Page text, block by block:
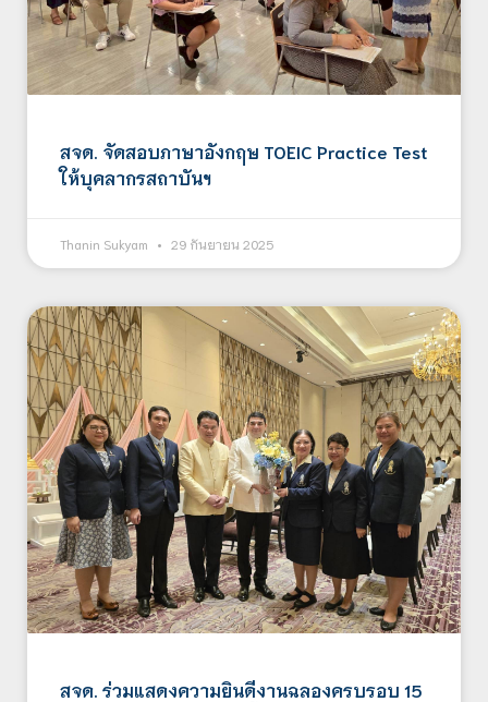
สจด. จัดสอบภาษาอังกฤษ TOEIC Practice Test
ให้บุคลากรสถาบันฯ
Thanin Sukyam 29 กันยายน 2025
สจด. ร่วมแสดงความยินดีงานฉลองครบรอบ 15